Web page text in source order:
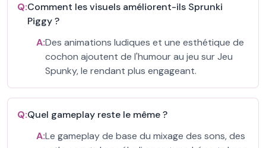
Q:Comment les visuels améliorent-ils Sprunki
Piggy ?
A:Des animations ludiques et une esthétique de
cochon ajoutent de l'humour au jeu sur Jeu
Spunky, le rendant plus engageant.
Q:Quel gameplay reste le même ?
A:Le gameplay de base du mixage des sons, des